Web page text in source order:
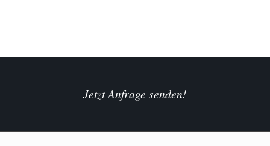
Jetzt Anfrage senden!